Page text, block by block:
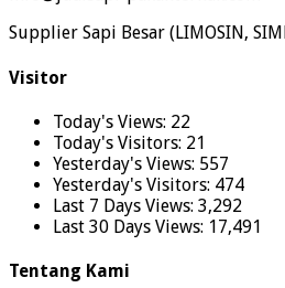
Supplier Sapi Besar (LIMOSIN,
Visitor
Today's Views: 22
Today's Visitors: 21
Yesterday's Views: 557
Yesterday's Visitors: 474
Last 7 Days Views: 3,292
Last 30 Days Views: 17,491
Tentang Kami